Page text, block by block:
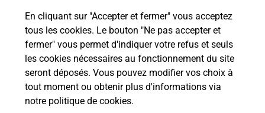
En cliquant sur "Accepter et fermer" vous acceptez
tous les cookies. Le bouton "Ne pas accepter et
fermer" vous permet d'indiquer votre refus et seuls
les cookies nécessaires au fonctionnement du site
seront déposés. Vous pouvez modifier vos choix à
tout moment ou obtenir plus d'informations via
notre politique de cookies.
Localiser Liste Bas-Rhin LICHTENBERG